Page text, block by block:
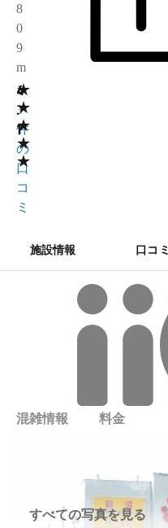
8
0
9
m
★
★
★
★
★
4
.
1
1
3
件
の
口
コ
ミ
施設情報 口コミ
混雑情報 料金
すべての写真を見る